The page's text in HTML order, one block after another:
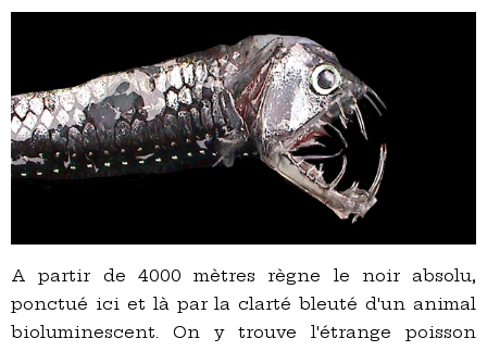
A partir de 4000 mètres règne le noir absolu,
ponctué ici et là par la clarté bleuté d'un animal
bioluminescent. On y trouve l'étrange poisson